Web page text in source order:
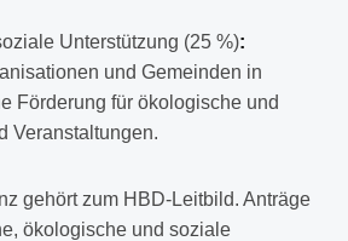
Unterstützung (25 %):
und Gemeinden in
Förderung für ökologische und
Veranstaltungen.
gehört zum HBD-Leitbild. Anträge
ökologische und soziale